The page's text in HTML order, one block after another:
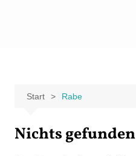
Start Rabe
Nichts gefunden